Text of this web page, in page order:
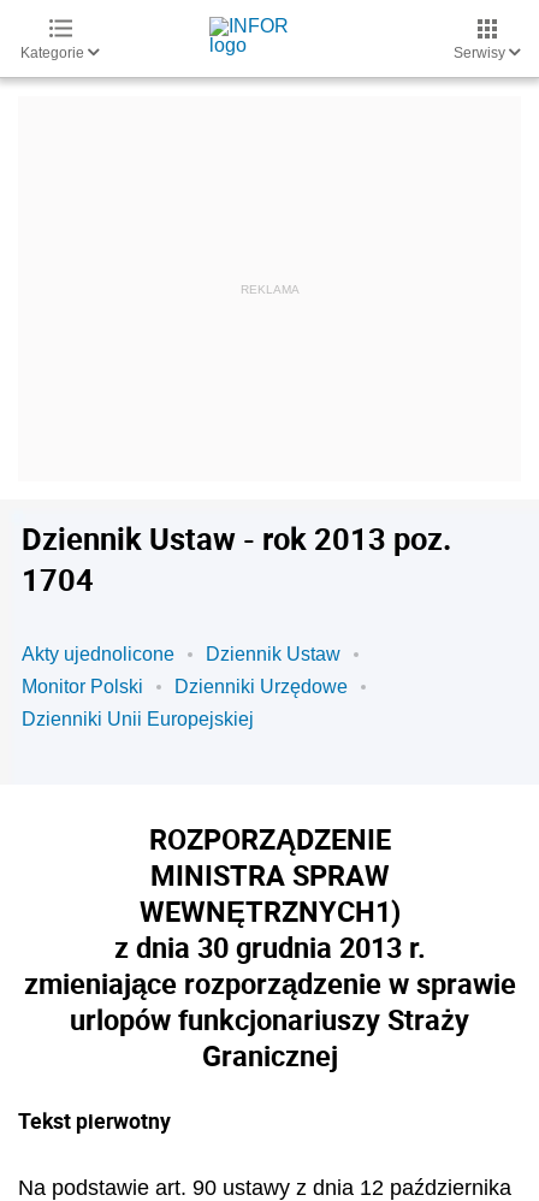
Kategorie Serwisy
Dziennik Ustaw - rok 2013 poz.
1704
Akty ujednolicone
Dziennik Ustaw
Monitor Polski
Dzienniki Urzędowe
Dzienniki Unii Europejskiej
ROZPORZĄDZENIE
MINISTRA SPRAW
WEWNĘTRZNYCH1)
z dnia 30 grudnia 2013 r.
zmieniające rozporządzenie w sprawie
urlopów funkcjonariuszy Straży
Granicznej
Tekst pierwotny
Na podstawie art. 90 ustawy z dnia 12 października